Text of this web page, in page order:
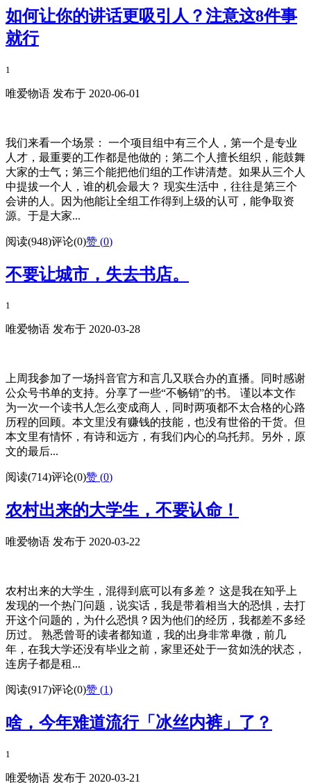
如何让你的讲话更吸引人？注意这8件事
就行
1
唯爱物语 发布于 2020-06-01
我们来看一个场景： 一个项目组中有三个人，第一个是专业
人才，最重要的工作都是他做的；第二个人擅长组织，能鼓舞
大家的士气；第三个能把他们组的工作讲清楚。如果从三个人
中提拔一个人，谁的机会最大？ 现实生活中，往往是第三个
会讲的人。因为他能让全组工作得到上级的认可，能争取资
源。于是大家...
阅读(948)评论(0)赞 (0)
不要让城市，失去书店。
1
唯爱物语 发布于 2020-03-28
上周我参加了一场抖音官方和言几又联合办的直播。同时感谢
公众号书单的支持。分享了一些“不畅销”的书。 谨以本文作
为一次一个读书人怎么变成商人，同时两项都不太合格的心路
历程的回顾。本文里没有赚钱的技能，也没有世俗的干货。但
本文里有情怀，有诗和远方，有我们内心的乌托邦。另外，原
文的最后...
阅读(714)评论(0)赞 (0)
农村出来的大学生，不要认命！
唯爱物语 发布于 2020-03-22
农村出来的大学生，混得到底可以有多差？ 这是我在知乎上
发现的一个热门问题，说实话，我是带着相当大的恐惧，去打
开这个问题的，为什么恐惧？因为他们的经历，我都差不多经
历过。 熟悉曾哥的读者都知道，我的出身非常卑微，前几
年，在我大学还没有毕业之前，家里还处于一贫如洗的状态，
连房子都是租...
阅读(917)评论(0)赞 (1)
啥，今年难道流行「冰丝内裤」了？
1
唯爱物语 发布于 2020-03-21